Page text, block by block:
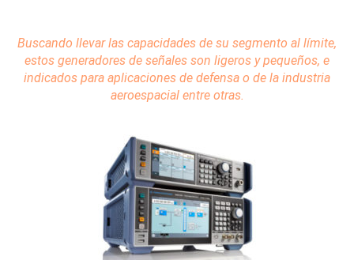
Buscando llevar las capacidades de su segmento al límite,
estos generadores de señales son ligeros y pequeños, e
indicados para aplicaciones de defensa o de la industria
aeroespacial entre otras.